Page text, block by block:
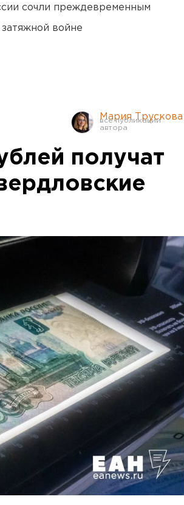
сочли преждевременным
войне
Мария Трускова
получат